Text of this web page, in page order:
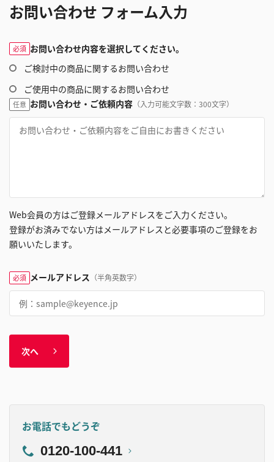
お問い合わせ フォーム入力
必須 お問い合わせ内容を選択してください。
ご検討中の商品に関するお問い合わせ
ご使用中の商品に関するお問い合わせ
任意 お問い合わせ・ご依頼内容 （入力可能文字数：300文字）
Web会員の方はご登録メールアドレスをご入力ください。
登録がお済みでない方はメールアドレスと必要事項のご登録をお
願いいたします。
必須 メールアドレス （半角英数字）
次へ
お電話でもどうぞ
0120-100-441